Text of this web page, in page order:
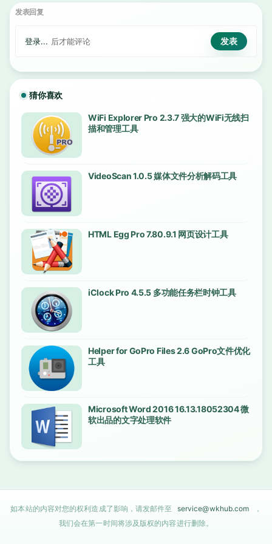
发表回复
登录... 后才能评论
猜你喜欢
WiFi Explorer Pro 2.3.7 强大的WiFi无线扫
描和管理工具
VideoScan 1.0.5 媒体文件分析解码工具
HTML Egg Pro 7.80.9.1 网页设计工具
iClock Pro 4.5.5 多功能任务栏时钟工具
Helper for GoPro Files 2.6 GoPro文件优化
工具
Microsoft Word 2016 16.13.18052304 微
软出品的文字处理软件
如本站的内容对您的权利造成了影响，请发邮件至 service@wkhub.com
，
我们会在第一时间将涉及版权的内容进行删除。